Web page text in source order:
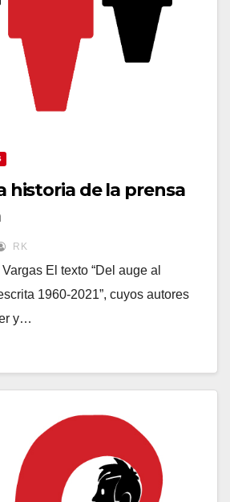
historia de la prensa
RK
El texto “Del auge al
1960-2021”, cuyos autores
y…